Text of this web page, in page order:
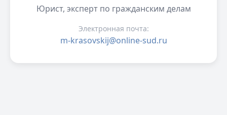
Юрист, эксперт по гражданским делам
Электронная почта:
m-krasovskij@online-sud.ru